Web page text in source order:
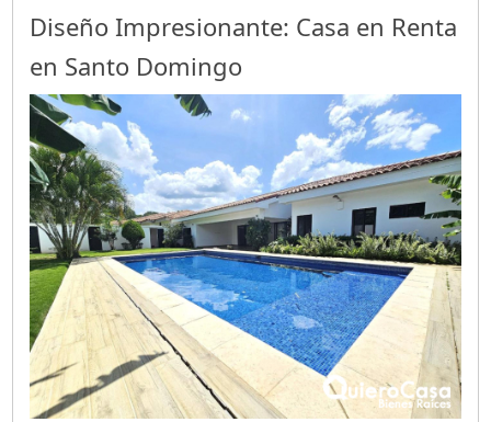
Diseño Impresionante: Casa en Renta
en Santo Domingo